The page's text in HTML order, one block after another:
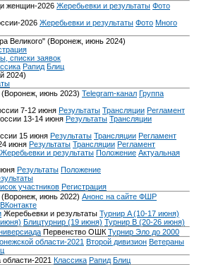
женщин-2026 Жеребьевки и результаты Фото
2026 Жеребьевки и результаты Фото Много
Великого" (Воронеж, июнь 2024)
списки заявок
Рапид Блиц
2024)
июнь 2023) Telegram-канал Группа
7-12 июня Результаты Трансляции Регламент
13-14 июня Результаты Трансляции
15 июня Результаты Трансляции Регламент
июня Результаты Трансляции Регламент
Жеребьевки и результаты Положение Актуальная
Результаты Положение
участников Регистрация
июнь 2022) Анонс на сайте ФШР
Жеребьевки и результаты Турнир A (10-17 июня)
Блицтурнир (19 июня) Турнир B (20-26 июня)
Первенство ОШК Турнир Эло до 2000
области-2021 Второй дивизион Ветераны
2021 Классика Рапид Блиц